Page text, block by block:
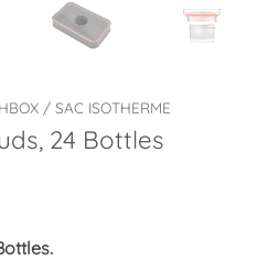
/ SAC ISOTHERME
24 Bottles